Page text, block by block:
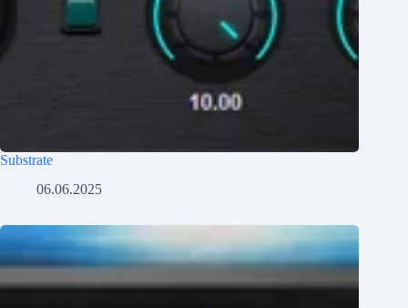
Substrate
06.06.2025